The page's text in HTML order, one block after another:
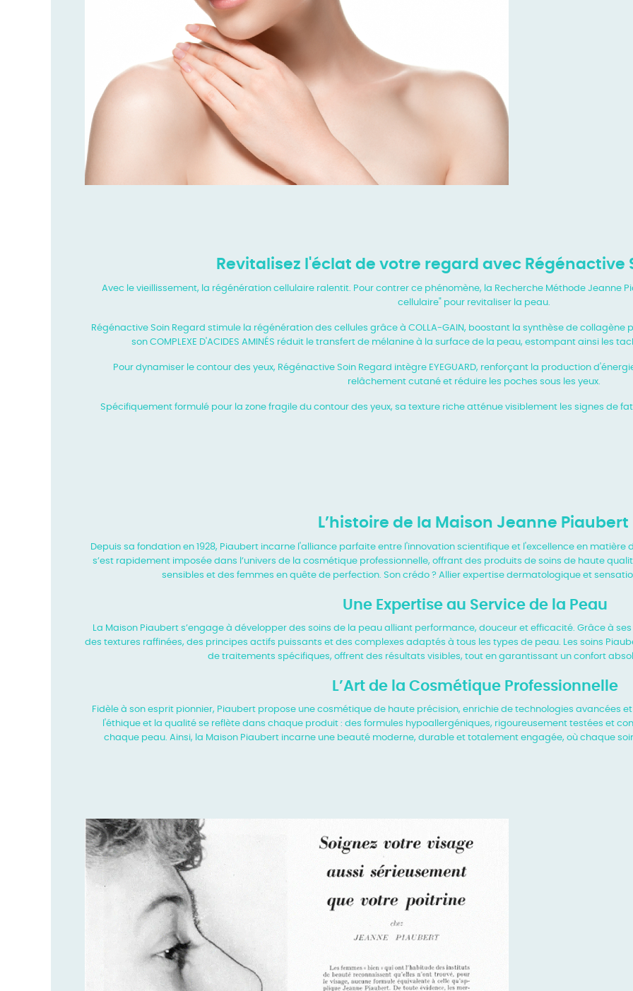
Revitalisez l'éclat de votre regard avec Régénactive
Avec le vieillissement, la régénération cellulaire ralentit. Pour contrer ce phénomène, la Recherche Méthode Jeanne
cellulaire" pour revitaliser la peau.
Régénactive Soin Regard stimule la régénération des cellules grâce à COLLA-GAIN, boostant la synthèse de collagène
son COMPLEXE D'ACIDES AMINÉS réduit le transfert de mélanine à la surface de la peau, estompant ainsi les
Pour dynamiser le contour des yeux, Régénactive Soin Regard intègre EYEGUARD, renforçant la production
relâchement cutané et réduire les poches sous les yeux.
Spécifiquement formulé pour la zone fragile du contour des yeux, sa texture riche atténue visiblement les signes de
L’histoire de la Maison Jeanne Piaubert
Depuis sa fondation en 1928, Piaubert incarne l'alliance parfaite entre l'innovation scientifique et l'excellence en matière
s’est rapidement imposée dans l’univers de la cosmétique professionnelle, offrant des produits de soins de haute
sensibles et des femmes en quête de perfection. Son crédo ? Allier expertise dermatologique et
Une Expertise au Service de la Peau
La Maison Piaubert s’engage à développer des soins de la peau alliant performance, douceur et efficacité. Grâce à
des textures raffinées, des principes actifs puissants et des complexes adaptés à tous les types de peau. Les soins
de traitements spécifiques, offrent des résultats visibles, tout en garantissant un confort
L’Art de la Cosmétique Professionnelle
Fidèle à son esprit pionnier, Piaubert propose une cosmétique de haute précision, enrichie de technologies avancées
l'éthique et la qualité se reflète dans chaque produit : des formules hypoallergéniques, rigoureusement testées et
chaque peau. Ainsi, la Maison Piaubert incarne une beauté moderne, durable et totalement engagée, où chaque